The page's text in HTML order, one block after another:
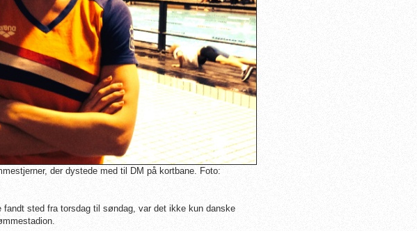
der dystede med til DM på kortbane. Foto:
fandt sted fra torsdag til søndag, var det ikke kun danske